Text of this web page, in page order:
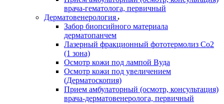
врача-гематолога, первичный
Дерматовенерология
Забор биопсийного материала
дерматопанчем
Лазерный фракционный фототермолиз Со2
(1 зона)
Осмотр кожи под лампой Вуда
Осмотр кожи под увеличением
(Дерматоскопия)
Прием амбулаторный (осмотр, консультация)
врача-дерматовенеролога, первичный